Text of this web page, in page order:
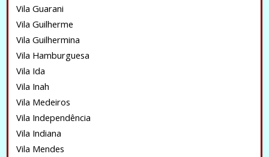
Vila Guarani
Vila Guilherme
Vila Guilhermina
Vila Hamburguesa
Vila Ida
Vila Inah
Vila Medeiros
Vila Independência
Vila Indiana
Vila Mendes